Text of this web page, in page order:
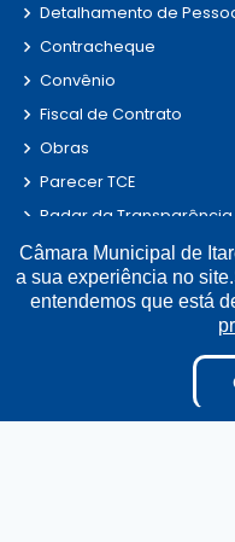
Detalhamento de
Contracheque
Convênio
Fiscal de Contrato
Obras
Parecer TCE
Radar da Transparência
LAI
Estagiários
Perguntas e Respostas
Tabela Diárias
Câmara Municipal de
a sua experiência no
entendemos que está